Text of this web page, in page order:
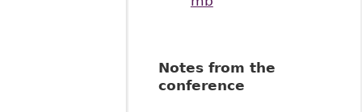
Notes from the
conference